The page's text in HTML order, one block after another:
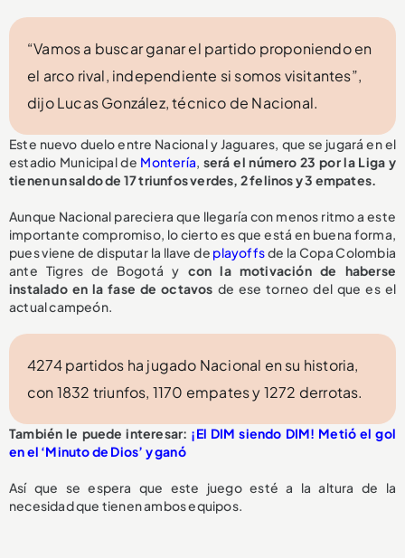
“Vamos a buscar ganar el partido proponiendo en
el arco rival, independiente si somos visitantes”,
dijo Lucas González, técnico de Nacional.
Este nuevo duelo entre Nacional y Jaguares, que se jugará en el
estadio Municipal de Montería será el número 23 por la Liga y
tienen un saldo de 17 triunfos verdes, 2 felinos y 3 empates.
Aunque Nacional pareciera que llegaría con menos ritmo a este
importante compromiso, lo cierto es que está en buena forma,
pues viene de disputar la llave de playoffsde la Copa Colombia
ante Tigres de Bogotá y con la motivación de haberse
instalado en la fase de octavos de ese torneo del que es el
actual campeón.
4274 partidos ha jugado Nacional en su historia,
con 1832 triunfos, 1170 empates y 1272 derrotas.
También le puede interesar: ¡El DIM siendo DIM! Metió el gol
en el ‘Minuto de Dios’ y ganó
Así que se espera que este juego esté a la altura de la
necesidad que tienen ambos equipos.